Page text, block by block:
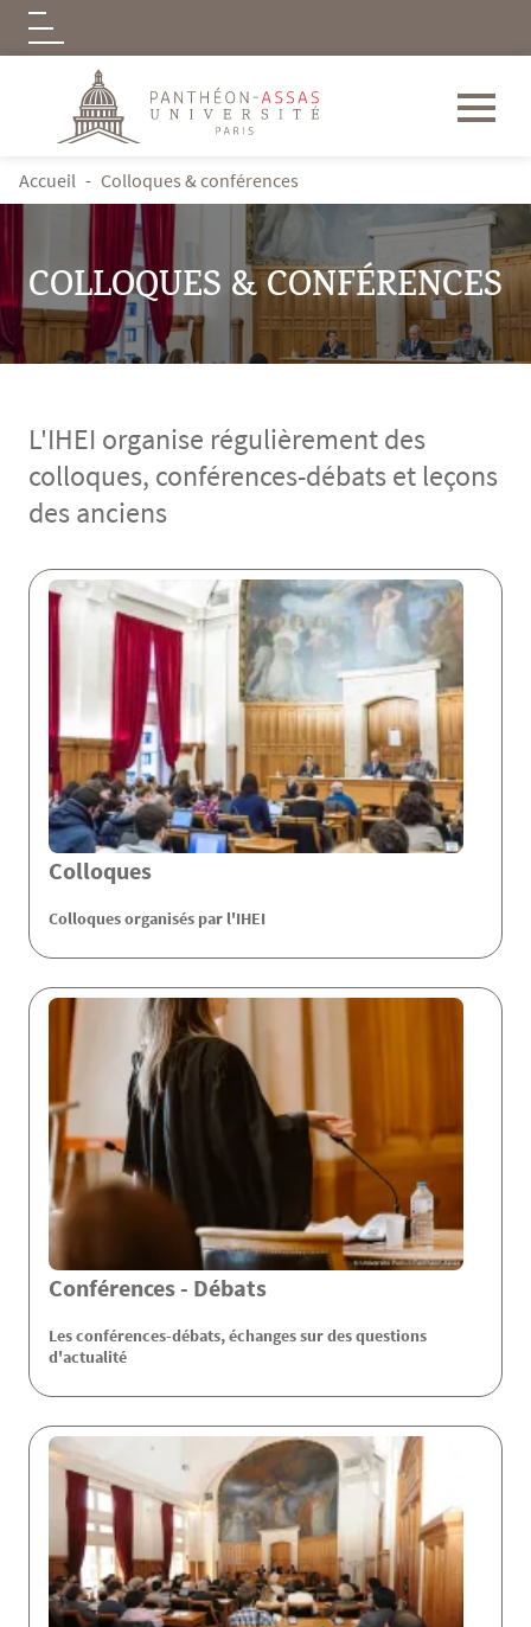
Aller au contenu principal
Logo
FIL D'ARIANE
Accueil Colloques & conférences
COLLOQUES & CONFÉRENCES
L'IHEI organise régulièrement des
colloques, conférences-débats et leçons
des anciens
Contenu
Colloques
Colloques organisés par l'IHEI
Conférences - Débats
Les conférences-débats, échanges sur des questions
d'actualité